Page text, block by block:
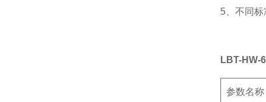
5 、不同
LBT-HW-
参数名称